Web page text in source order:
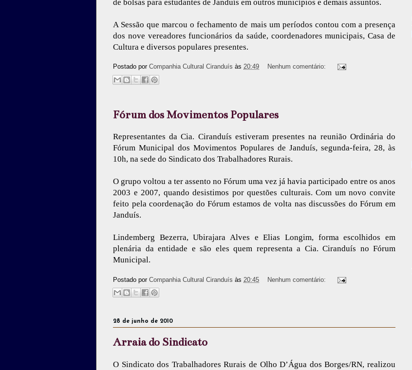
de bolsas para estudantes de Janduís em outros municípios e demais assuntos.
A Sessão que marcou o fechamento de mais um períodos contou com a presença
dos nove vereadores funcionários da saúde, coordenadores municipais, Casa de
Cultura e diversos populares presentes.
Postado por Companhia Cultural Ciranduís às 20:49 Nenhum comentário:
Fórum dos Movimentos Populares
Representantes da Cia. Ciranduís estiveram presentes na reunião Ordinária do
Fórum Municipal dos Movimentos Populares de Janduís, segunda-feira, 28, às
10h, na sede do Sindicato dos Trabalhadores Rurais.
O grupo voltou a ter assento no Fórum uma vez já havia participado entre os anos
2003 e 2007, quando desistimos por questões culturais. Com um novo convite
feito pela coordenação do Fórum estamos de volta nas discussões do Fórum em
Janduís.
Lindemberg Bezerra, Ubirajara Alves e Elias Longim, forma escolhidos em
plenária da entidade e são eles quem representa a Cia. Ciranduís no Fórum
Municipal.
Postado por Companhia Cultural Ciranduís às 20:45 Nenhum comentário:
28 de junho de 2010
Arraia do Sindicato
O Sindicato dos Trabalhadores Rurais de Olho D’Água dos Borges/RN, realizou